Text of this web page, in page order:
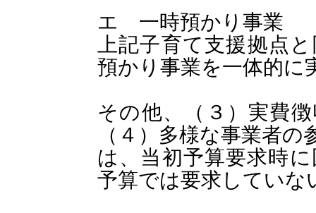
エ 一時預かり事業
上記子育て支援拠点
預かり事業を一体的に
その他、（３）実費
（４）多様な事業者
は、当初予算要求時
予算では要求していな